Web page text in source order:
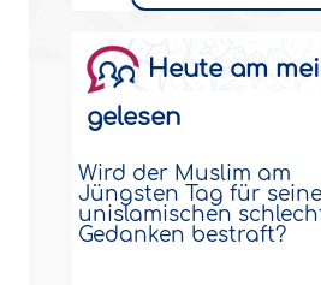
Heute am
gelesen
Wird der Muslim am
Jüngsten Tag für seine
unislamischen
Gedanken bestraft?